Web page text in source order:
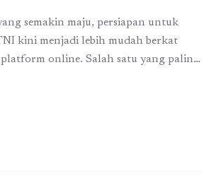
semakin maju, persiapan untuk
kini menjadi lebih mudah berkat
online. Salah satu yang paling
kepada calon peserta untuk